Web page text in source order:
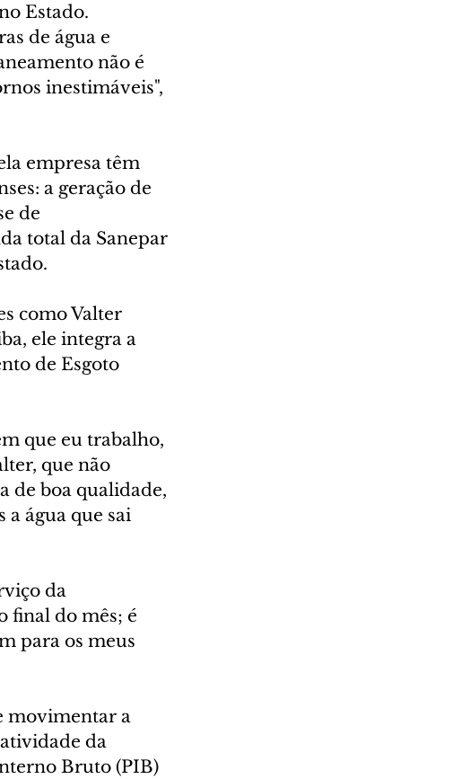
Estado.
de água e
não é
inestimáveis",
empresa têm
a geração de
de
total da Sanepar
como Valter
ele integra a
de Esgoto
que eu trabalho,
que não
de boa qualidade,
a água que sai
da
final do mês; é
para os meus
movimentar a
da
Bruto (PIB)